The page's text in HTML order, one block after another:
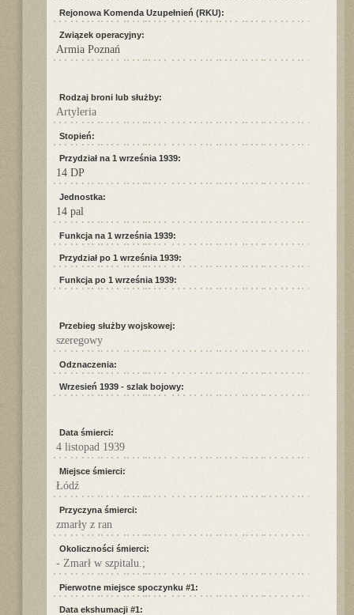
Rejonowa Komenda Uzupełnień (RKU):
Związek operacyjny:
Armia Poznań
Rodzaj broni lub służby:
Artyleria
Stopień:
Przydział na 1 września 1939:
14 DP
Jednostka:
14 pal
Funkcja na 1 września 1939:
Przydział po 1 września 1939:
Funkcja po 1 września 1939:
Przebieg służby wojskowej:
szeregowy
Odznaczenia:
Wrzesień 1939 - szlak bojowy:
Data śmierci:
4 listopad 1939
Miejsce śmierci:
Łódź
Przyczyna śmierci:
zmarły z ran
Okoliczności śmierci:
- Zmarł w szpitalu.;
Pierwotne miejsce spoczynku #1:
Data ekshumacji #1: